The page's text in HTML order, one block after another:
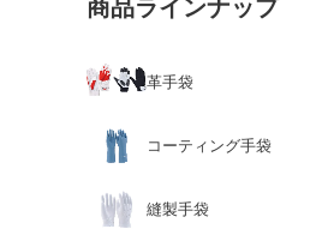
革手袋
コーティング手袋
縫製手袋